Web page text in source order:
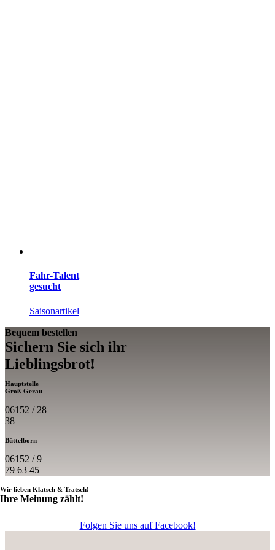
Fahr-Talent
gesucht
Saisonartikel
Bequem bestellen
Sichern Sie sich ihr
Lieblings­brot!
Hauptstelle
Groß-Gerau
06152 / 28
38
Büttelborn
06152 / 9
79 63 45
Wir lieben Klatsch & Tratsch!
Ihre Meinung zählt!
Folgen Sie uns auf Facebook!